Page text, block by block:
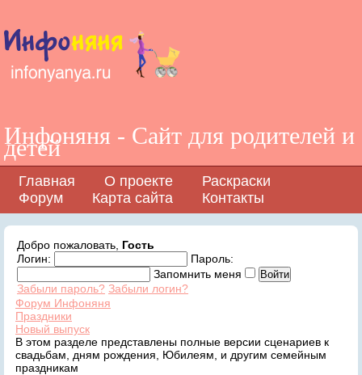
Инфоняня - Сайт для родителей и
детей
Главная О проекте
Раскраски
Форум
Карта сайта Контакты
Добро пожаловать, Гость
Логин:
Пароль:
Запомнить меня
Забыли пароль? Забыли логин?
Форум Инфоняня
Праздники
Новый выпуск
В этом разделе представлены полные версии сценариев к
свадьбам, дням рождения, Юбилеям, и другим семейным
праздникам